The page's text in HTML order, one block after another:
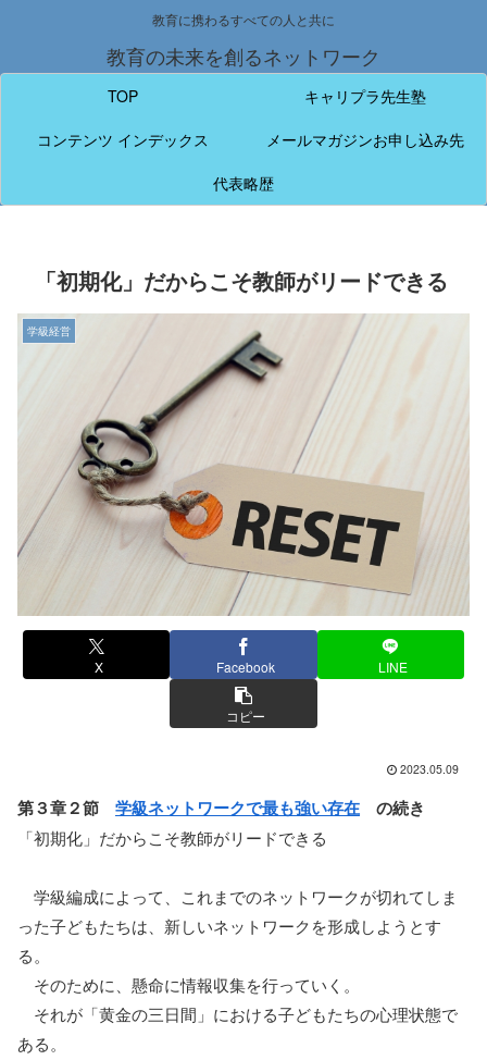
教育に携わるすべての人と共に
教育の未来を創るネットワーク
TOP
キャリプラ先生塾
コンテンツ インデックス
メールマガジンお申し込み先
代表略歴
「初期化」だからこそ教師がリードできる
学級経営
X Facebook LINE
コピー
2023.05.09
第３章２節 学級ネットワークで最も強い存在 の続き
「初期化」だからこそ教師がリードできる
学級編成によって、これまでのネットワークが切れてしま
った子どもたちは、新しいネットワークを形成しようとす
る。
そのために、懸命に情報収集を行っていく。
それが「黄金の三日間」における子どもたちの心理状態で
ある。